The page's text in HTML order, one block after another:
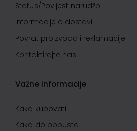
Status/Povijest narudžbi
Informacije o dostavi
Povrat proizvoda i reklamacije
Kontaktirajte nas
Važne informacije
Kako kupovati
Kako do popusta